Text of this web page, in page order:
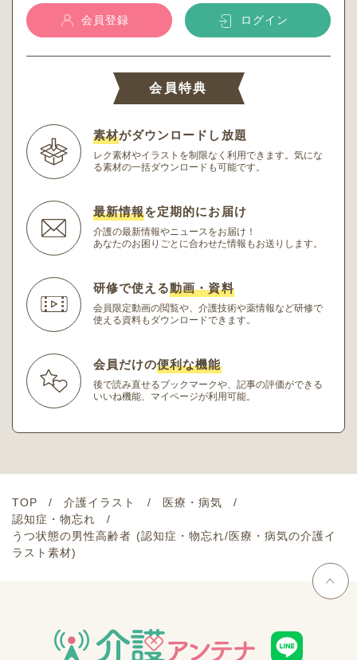
会員登録 ログイン
会員特典
素材がダウンロードし放題
レク素材やイラストを制限なく利用できます。 気にな
る素材の一括ダウンロードも可能です。
最新情報を定期的にお届け
介護の最新情報やニュースをお届け！
あなたのお困りごとに合わせた情報もお送りします。
研修で使える動画・資料
会員限定動画の閲覧や、介護技術や薬情報など研修で
使える資料もダウンロードできます。
会員だけの便利な機能
後で読み直せるブックマークや、記事の評価ができる
いいね機能、マイページが利用可能。
TOP 介護イラスト
医療・病気
認知症・物忘れ
うつ状態の男性高齢者 (認知症・物忘れ/医療・病気の介護イ
ラスト素材)